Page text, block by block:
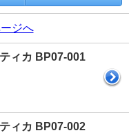
ジへ
ィカ BP07-001
ィカ BP07-002